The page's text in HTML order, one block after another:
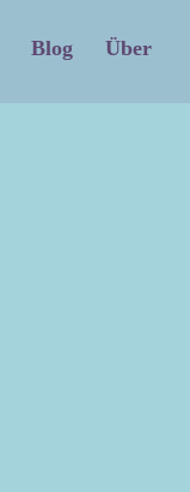
Blog Über